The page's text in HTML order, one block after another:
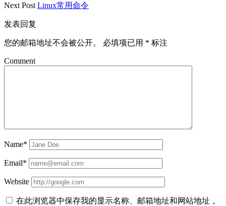
Next Post Linux常用命令
发表回复
您的邮箱地址不会被公开。 必填项已用 * 标注
Comment
Name*
Email*
Website
在此浏览器中保存我的显示名称、邮箱地址和网站地址，